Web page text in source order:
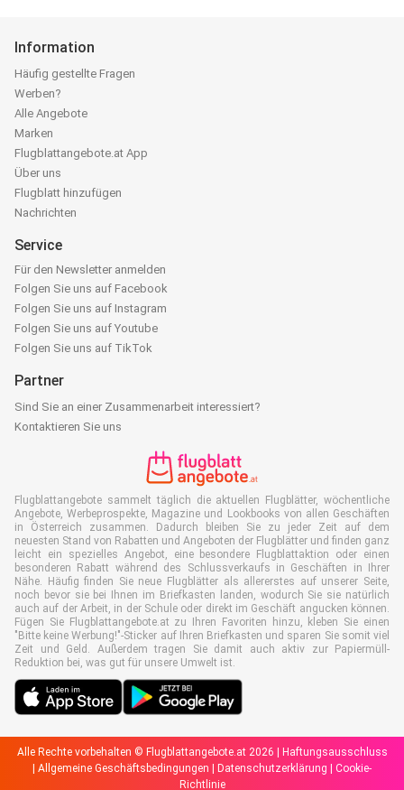
Information
Häufig gestellte Fragen
Werben?
Alle Angebote
Marken
Flugblattangebote.at App
Über uns
Flugblatt hinzufügen
Nachrichten
Service
Für den Newsletter anmelden
Folgen Sie uns auf Facebook
Folgen Sie uns auf Instagram
Folgen Sie uns auf Youtube
Folgen Sie uns auf TikTok
Partner
Sind Sie an einer Zusammenarbeit interessiert?
Kontaktieren Sie uns
Flugblattangebote sammelt täglich die aktuellen Flugblätter, wöchentliche
Angebote, Werbeprospekte, Magazine und Lookbooks von allen Geschäften
in Österreich zusammen. Dadurch bleiben Sie zu jeder Zeit auf dem
neuesten Stand von Rabatten und Angeboten der Flugblätter und finden ganz
leicht ein spezielles Angebot, eine besondere Flugblattaktion oder einen
besonderen Rabatt während des Schlussverkaufs in Geschäften in Ihrer
Nähe. Häufig finden Sie neue Flugblätter als allererstes auf unserer Seite,
noch bevor sie bei Ihnen im Briefkasten landen, wodurch Sie sie natürlich
auch auf der Arbeit, in der Schule oder direkt im Geschäft angucken können.
Fügen Sie Flugblattangebote.at zu Ihren Favoriten hinzu, kleben Sie einen
"Bitte keine Werbung!"-Sticker auf Ihren Briefkasten und sparen Sie somit viel
Zeit und Geld. Außerdem tragen Sie damit auch aktiv zur Papiermüll-
Reduktion bei, was gut für unsere Umwelt ist.
Alle Rechte vorbehalten © Flugblattangebote.at 2026 |
Haftungsausschluss
Allgemeine Geschäftsbedingungen Datenschutzerklärung
Cookie-
Richtlinie